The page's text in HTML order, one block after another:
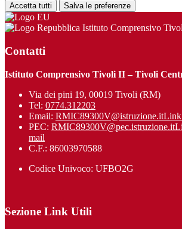
Accetta tutti Salva le preferenze
Istituto Comprensivo
Contatti
Istituto Comprensivo Tivoli II – Tivoli
Via dei pini 19, 00019 Tivoli (RM)
Tel: 0774.312203
Email: RMIC89300V@istruzione.itLink
PEC: RMIC89300V@pec.istruzione.it
mail
C.F.: 86003970588
Codice Univoco: UFBO2G
Sezione Link Utili